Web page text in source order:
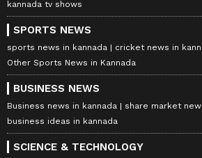
kannada tv shows
SPORTS NEWS
sports news in kannada
cricket news in
Other Sports News in Kannada
BUSINESS NEWS
Business news in kannada
share market
business ideas in kannada
SCIENCE & TECHNOLOGY